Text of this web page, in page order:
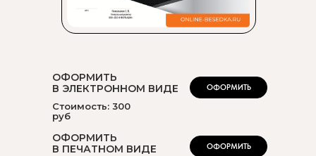
ОФОРМИТЬ
В ЭЛЕКТРОННОМ ВИДЕ
Стоимость: 300
руб
ОФОРМИТЬ
В ПЕЧАТНОМ ВИДЕ
ОФОРМИТЬ
ОФОРМИТЬ